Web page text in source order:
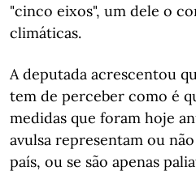
"cinco eixos", um dele o
climáticas.
A deputada acrescentou
tem de perceber como é
medidas que foram hoje
avulsa representam ou
país, ou se são apenas